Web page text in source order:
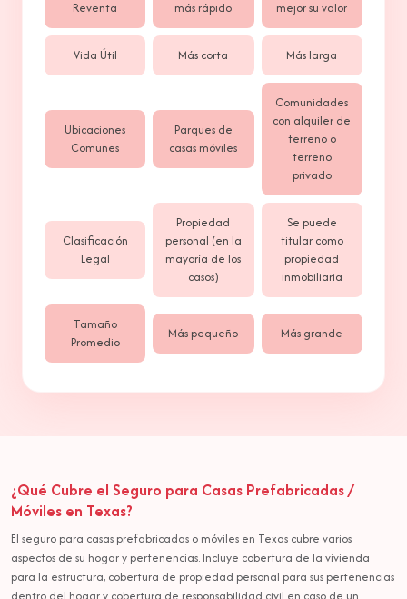
Reventa
más rápido
mejor su valor
Vida Útil Más corta Más larga
Ubicaciones
Comunes
Parques de
casas móviles
Comunidades
con alquiler de
terreno o
terreno
privado
Clasificación
Legal
Propiedad
personal (en la
mayoría de los
casos)
Se puede
titular como
propiedad
inmobiliaria
Tamaño
Promedio
Más pequeño Más grande
¿Qué Cubre el Seguro para Casas Prefabricadas /
Móviles en Texas?
El seguro para casas prefabricadas o móviles en Texas cubre varios
aspectos de su hogar y pertenencias. Incluye cobertura de la vivienda
para la estructura, cobertura de propiedad personal para sus pertenencias